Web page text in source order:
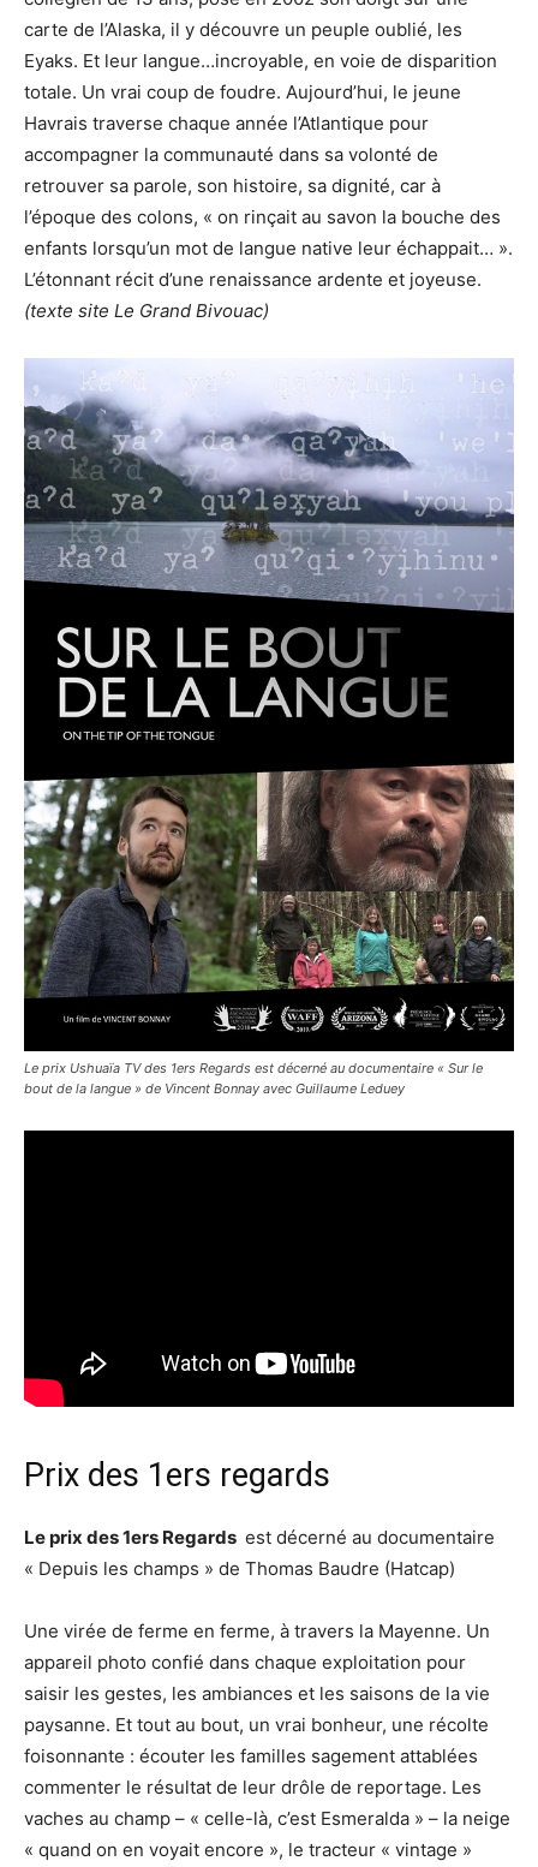
carte de l’Alaska, il y découvre un peuple oublié, les
Eyaks. Et leur langue…incroyable, en voie de disparition
totale. Un vrai coup de foudre. Aujourd’hui, le jeune
Havrais traverse chaque année l’Atlantique pour
accompagner la communauté dans sa volonté de
retrouver sa parole, son histoire, sa dignité, car à
l’époque des colons, « on rinçait au savon la bouche des
enfants lorsqu’un mot de langue native leur échappait… ».
L’étonnant récit d’une renaissance ardente et joyeuse.
(texte site Le Grand Bivouac)
Le prix Ushuaïa TV des 1ers Regards est décerné au documentaire « Sur le
bout de la langue » de Vincent Bonnay avec Guillaume Leduey
Prix des 1ers regards
Le prix des 1ers Regards est décerné au documentaire
« Depuis les champs » de Thomas Baudre (Hatcap)
Une virée de ferme en ferme, à travers la Mayenne. Un
appareil photo confié dans chaque exploitation pour
saisir les gestes, les ambiances et les saisons de la vie
paysanne. Et tout au bout, un vrai bonheur, une récolte
foisonnante : écouter les familles sagement attablées
commenter le résultat de leur drôle de reportage. Les
vaches au champ – « celle-là, c’est Esmeralda » – la neige
« quand on en voyait encore », le tracteur « vintage »